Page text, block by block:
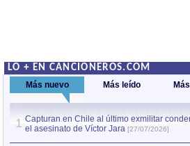
LO + EN CANCIONEROS.COM
Más nuevo Más leído
1 Capturan en Chile al último exmilitar
el asesinato de Víctor Jara [27/07/2026]